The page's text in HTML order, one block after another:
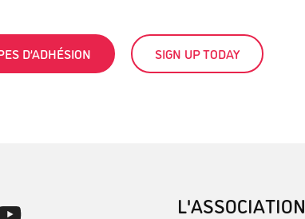
D’ADHÉSION SIGN UP TODAY
L'ASSOCIATION